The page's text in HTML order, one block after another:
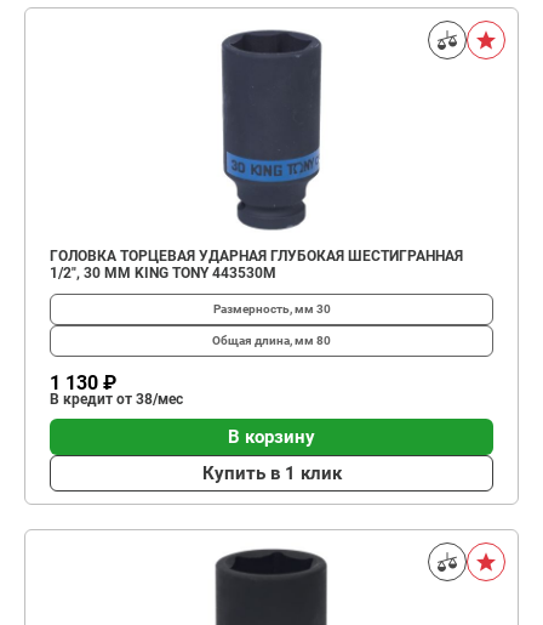
ГОЛОВКА ТОРЦЕВАЯ УДАРНАЯ ГЛУБОКАЯ ШЕСТИГРАННАЯ
1/2", 30 ММ KING TONY 443530M
Размерность, мм 30
Общая длина, мм 80
1 130 ₽
В кредит от 38/мес
В корзину
Купить в 1 клик